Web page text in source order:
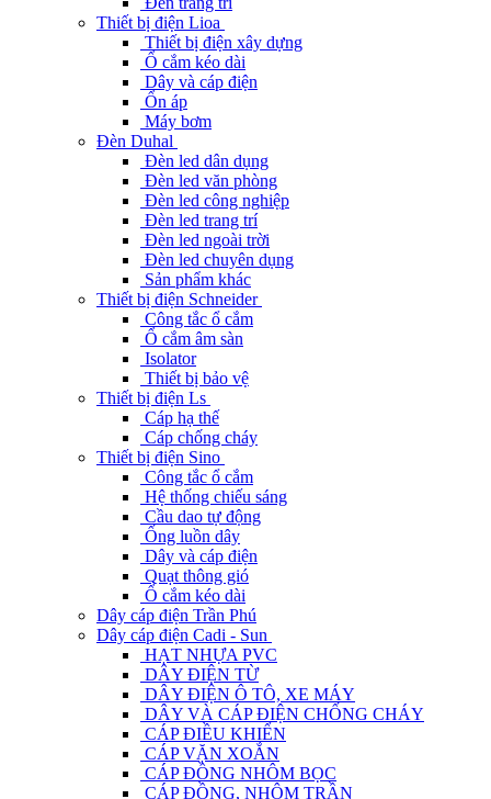
Thiết bị điện Lioa
Thiết bị điện xây dựng
Ổ cắm kéo dài
Dây và cáp điện
Ổn áp
Máy bơm
Đèn Duhal
Đèn led dân dụng
Đèn led văn phòng
Đèn led công nghiệp
Đèn led trang trí
Đèn led ngoài trời
Đèn led chuyên dụng
Sản phẩm khác
Thiết bị điện Schneider
Công tắc ổ cắm
Ổ cắm âm sàn
Isolator
Thiết bị bảo vệ
Thiết bị điện Ls
Cáp hạ thế
Cáp chống cháy
Thiết bị điện Sino
Công tắc ổ cắm
Hệ thống chiếu sáng
Cầu dao tự động
Ống luồn dây
Dây và cáp điện
Quạt thông gió
Ổ cắm kéo dài
Dây cáp điện Trần Phú
Dây cáp điện Cadi - Sun
HẠT NHỰA PVC
DÂY ĐIỆN TỪ
DÂY ĐIỆN Ô TÔ, XE MÁY
DÂY VÀ CÁP ĐIỆN CHỐNG CHÁY
CÁP ĐIỀU KHIỂN
CÁP VẶN XOẮN
CÁP ĐỒNG NHÔM BỌC
CÁP ĐỒNG, NHÔM TRẦN